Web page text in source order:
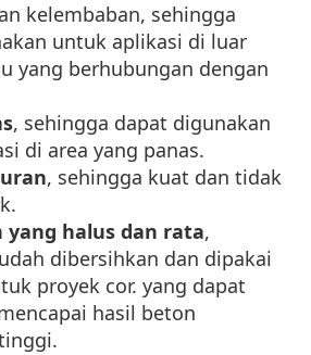
kelembaban, sehingga
untuk aplikasi di luar
yang berhubungan dengan
, sehingga dapat digunakan
di area yang panas.
, sehingga kuat dan tidak
yang halus dan rata,
dibersihkan dan dipakai
proyek cor. yang dapat
hasil beton